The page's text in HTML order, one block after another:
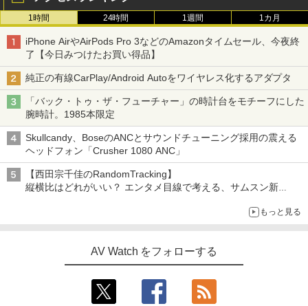
1時間 24時間 1週間 1カ月
iPhone AirやAirPods Pro 3などのAmazonタイムセール、今夜終
了【今日みつけたお買い得品】
純正の有線CarPlay/Android Autoをワイヤレス化するアダプタ
「バック・トゥ・ザ・フューチャー」の時計台をモチーフにした
腕時計。1985本限定
Skullcandy、BoseのANCとサウンドチューニング採用の震える
ヘッドフォン「Crusher 1080 ANC」
【西田宗千佳のRandomTracking】
縦横比はどれがいい？ エンタメ目線で考える、サムスン新
もっと見る
AV Watch をフォローする